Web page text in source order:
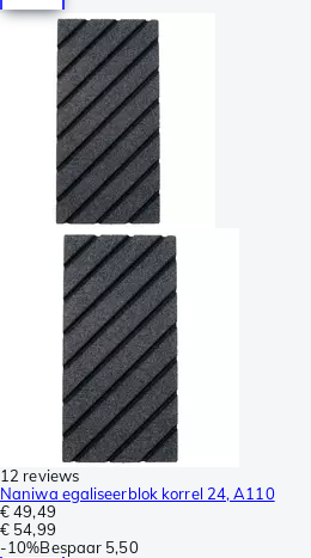
12 reviews
Naniwa egaliseerblok korrel 24, A110
€ 49,49
€ 54,99
-10%Bespaar 5,50